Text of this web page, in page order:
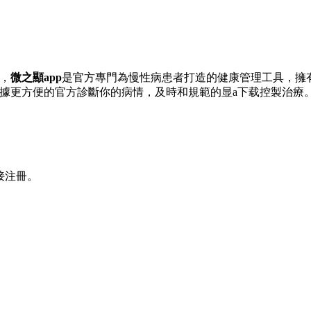
微之顯app是官方專門為慢性病患者打造的健康管理工具，擁
更方便的官方診斷你的病情，及時和規範的显a下载控製治療
冊。